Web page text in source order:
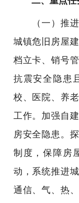
（一）推进
城镇危旧房屋
档立卡、销号
抗震安全隐患
校、医院、养
工作。加强自
房安全隐患。
制度，保障房
动，系统推进
通信、气、热